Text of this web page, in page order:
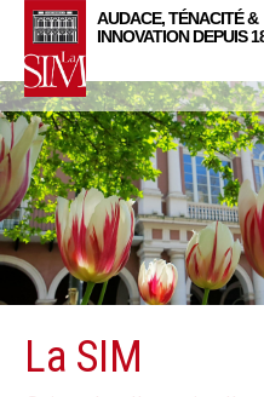
Skip
main
content
La SIM